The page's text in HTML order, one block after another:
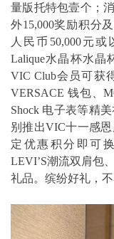
量版托特包壹个；
外15,000奖励积分
人民币50,000元
Lalique水晶杯水晶
VIC Club会员可获
VERSACE 钱包、
Shock 电子表等精
别推出VIC十一感
定优惠积分即可换
LEVI’S潮流双肩包
礼品。缤纷好礼，